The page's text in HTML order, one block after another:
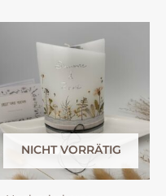
NICHT VORRÄTIG